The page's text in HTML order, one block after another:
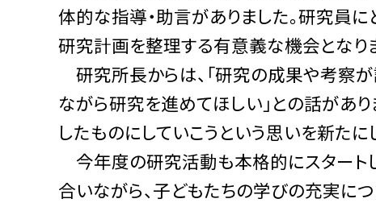
体的な指導・助言がありました。研究員
研究計画を整理する有意義な機会となり
研究所長からは、「研究の成果や考察
ながら研究を進めてほしい」との話があ
したものにしていこうという思いを新たに
今年度の研究活動も本格的にスタート
合いながら、子どもたちの学びの充実に